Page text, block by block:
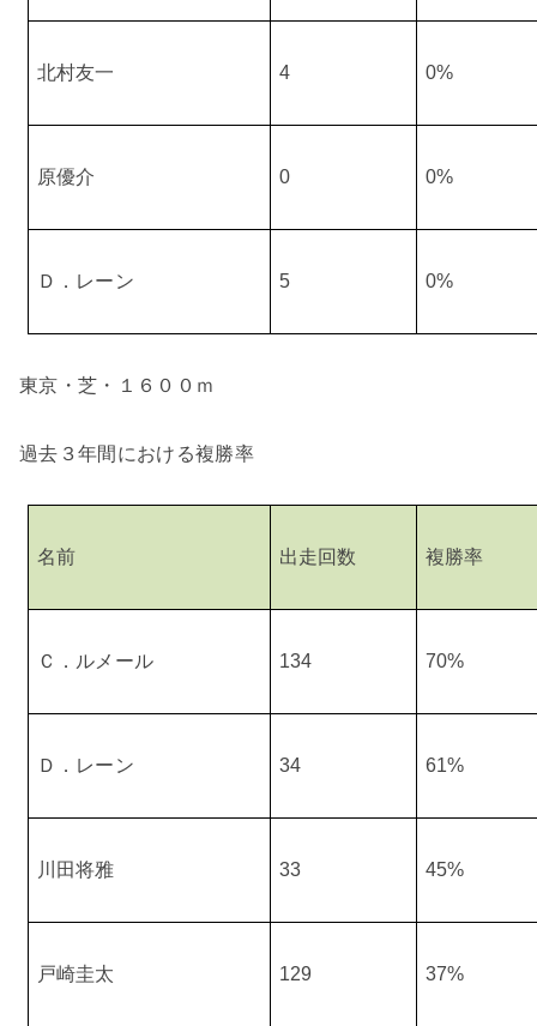
北村友一 4 0%
原優介 0 0%
Ｄ．レーン 5 0%
東京・芝・１６００ｍ
過去３年間における複勝率
名前 出走回数 複勝率
Ｃ．ルメール 134 70%
Ｄ．レーン 34 61%
川田将雅 33 45%
戸崎圭太 129 37%